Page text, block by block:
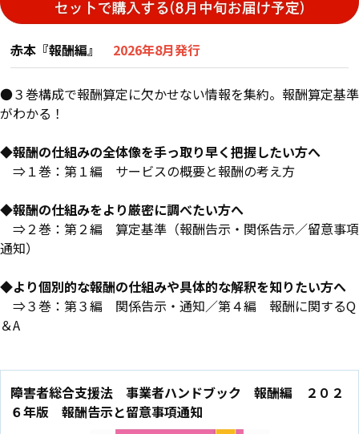
赤本『報酬編』 2026年8月発行
●３巻構成で報酬算定に欠かせない情報を集約。報酬算定基準
がわかる！
◆報酬の仕組みの全体像を手っ取り早く把握したい方へ
⇒１巻：第１編 サービスの概要と報酬の考え方
◆報酬の仕組みをより厳密に調べたい方へ
⇒２巻：第２編 算定基準（報酬告示・関係告示／留意事項
通知）
◆より個別的な報酬の仕組みや具体的な解釈を知りたい方へ
⇒３巻：第３編 関係告示・通知／第４編 報酬に関するQ
＆A
障害者総合支援法 事業者ハンドブック 報酬編 ２０２
６年版 報酬告示と留意事項通知